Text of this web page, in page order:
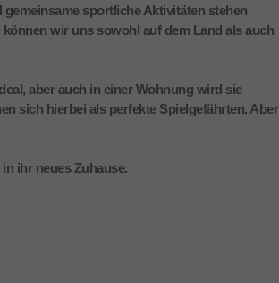
sportliche Aktivitäten stehen
wir uns sowohl auf dem Land als auch
aber auch in einer Wohnung wird sie
sich hierbei als perfekte Spielgefährten. Aber
ihr neues Zuhause.